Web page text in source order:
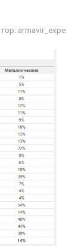
armavir_expe